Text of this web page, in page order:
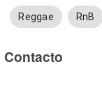
Reggae RnB
Contacto